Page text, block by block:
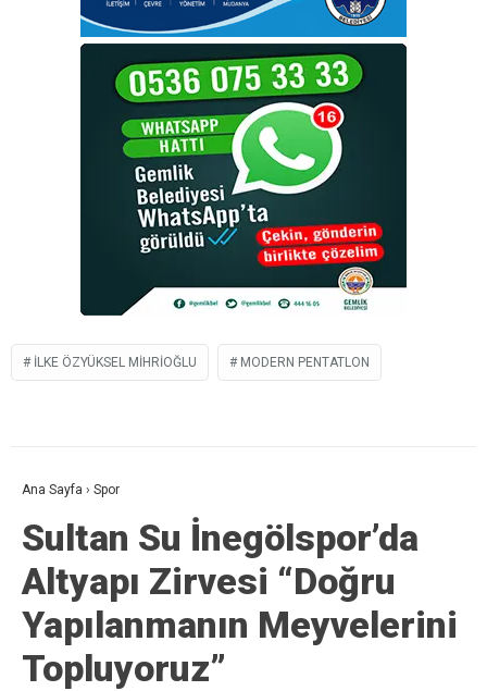
İLKE ÖZYÜKSEL MIHRIOĞLU MODERN PENTATLON
Ana Sayfa › Spor
Sultan Su İnegölspor’da
Altyapı Zirvesi “Doğru
Yapılanmanın Meyvelerini
Topluyoruz”